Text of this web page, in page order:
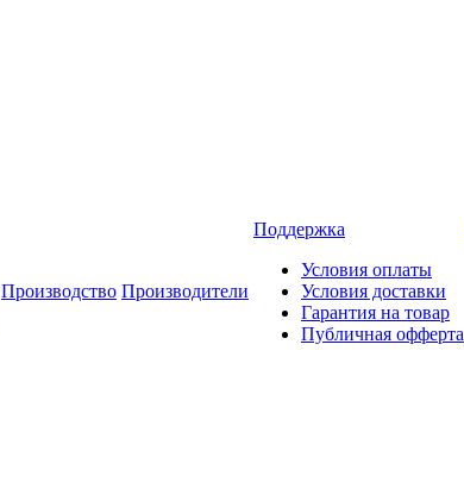
Производство Производители
Поддержка
Условия оплаты
Условия доставки
Гарантия на товар
Публичная офферта